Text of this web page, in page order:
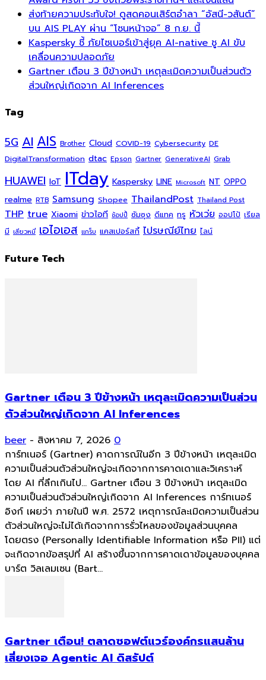
ส่งท้ายความประทับใจ! ดูสดคอนเสิร์ตอำลา “อัสนี-วสันต์”
บน AIS PLAY ผ่าน “โซนหน้าจอ” 8 ก.ย. นี้
Kaspersky ชี้ ภัยไซเบอร์เข้าสู่ยุค AI-native ชู AI ขับ
เคลื่อนความปลอดภัย
Gartner เตือน 3 ปีข้างหน้า เหตุละเมิดความเป็นส่วนตัว
ส่วนใหญ่เกิดจาก AI Inferences
Tag
5G AI AIS Brother Cloud COVID-19 Cybersecurity DE
DigitalTransformation dtac Epson Gartner GenerativeAI Grab
HUAWEI IoT ITday Kaspersky LINE Microsoft NT OPPO
realme RTB Samsung Shopee ThailandPost Thailand Post
THP true Xiaomi ข่าวไอที ช้อปปี้ ซัมซุง ดีแทค ทรู หัวเว่ย ออปโป้ เรียล
มี เสียวหมี่ เอไอเอส แกร็บ แคสเปอร์สกี้ ไปรษณีย์ไทย ไลน์
Future Tech
Gartner เตือน 3 ปีข้างหน้า เหตุละเมิดความเป็นส่วน
ตัวส่วนใหญ่เกิดจาก AI Inferences
beer - สิงหาคม 7, 2026 0
การ์ทเนอร์ (Gartner) คาดการณ์ในอีก 3 ปีข้างหน้า เหตุละเมิด
ความเป็นส่วนตัวส่วนใหญ่จะเกิดจากการคาดเดาและวิเคราะห์
โดย AI ที่ลึกเกินไป... Gartner เตือน 3 ปีข้างหน้า เหตุละเมิด
ความเป็นส่วนตัวส่วนใหญ่เกิดจาก AI Inferences การ์ทเนอร์
อิงก์ เผยว่า ภายในปี พ.ศ. 2572 เหตุการณ์ละเมิดความเป็นส่วน
ตัวส่วนใหญ่จะไม่ได้เกิดจากการรั่วไหลของข้อมูลส่วนบุคคล
โดยตรง (Personally Identifiable Information หรือ PII) แต่
จะเกิดจากข้อสรุปที่ AI สร้างขึ้นจากการคาดเดาข้อมูลของบุคคล
บาร์ต วิลเลมเซน (Bart...
Gartner เตือน! ตลาดซอฟต์แวร์องค์กรแสนล้าน
เสี่ยงเจอ Agentic AI ดิสรัปต์